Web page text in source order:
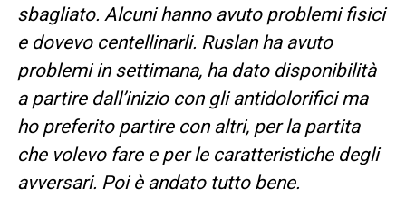
sbagliato. Alcuni hanno avuto problemi fisici
e dovevo centellinarli. Ruslan ha avuto
problemi in settimana, ha dato disponibilità
a partire dall’inizio con gli antidolorifici ma
ho preferito partire con altri, per la partita
che volevo fare e per le caratteristiche degli
avversari. Poi è andato tutto bene.